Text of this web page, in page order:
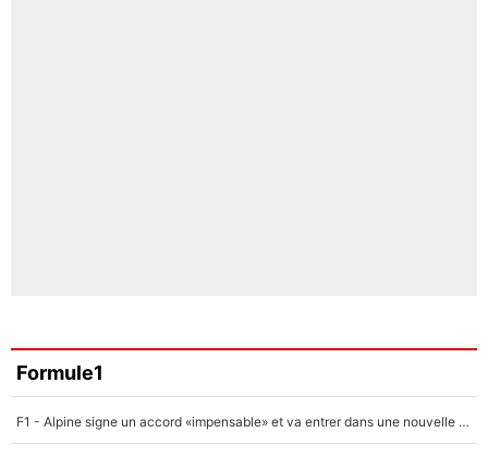
Formule1
F1 - Alpine signe un accord «impensable» et va entrer dans une nouvelle dimension : Grande nouvelle pour Pierre Gasly !